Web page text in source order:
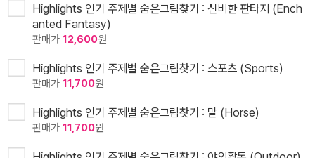
Highlights 인기 주제별 숨은그림찾기 : 신비한 판타지 (Ench
anted Fantasy)
판매가 12,600원
Highlights 인기 주제별 숨은그림찾기 : 스포츠 (Sports)
판매가 11,700원
Highlights 인기 주제별 숨은그림찾기 : 말 (Horse)
판매가 11,700원